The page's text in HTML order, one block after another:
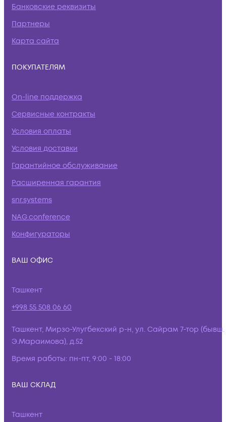
Банковские реквизиты
Партнеры
Карта сайта
ПОКУПАТЕЛЯМ
On-line поддержка
Сервисные контракты
Условия оплаты
Условия доставки
Гарантийное обслуживание
Расширенная гарантия
snr.systems
NAG.conference
Конфигураторы
ВАШ ОФИС
Ташкент
+998 55 508 06 60
Ташкент, Мирзо-Улугбекский р-н, ул. Сайрам 7-тор (бывш.
Э.Мараимова), д.52
Время работы: пн-пт, 9:00 - 18:00
ВАШ СКЛАД
Ташкент